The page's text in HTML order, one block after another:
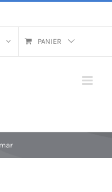
PANIER